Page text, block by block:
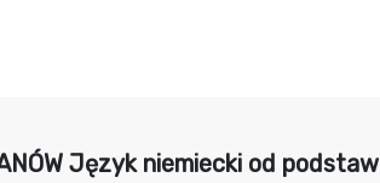
Język niemiecki od podstaw